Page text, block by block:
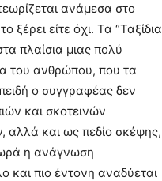
ανάμεσα στο
είτε όχι. Τα “Ταξίδια
πλαίσια μιας πολύ
του ανθρώπου, που τα
ο συγγραφέας δεν
και σκοτεινών
αλλά και ως πεδίο σκέψης,
η ανάγνωση
και πιο έντονη αναδύεται